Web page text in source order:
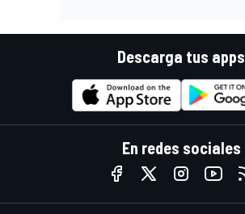
Descarga tus apps
En redes sociales